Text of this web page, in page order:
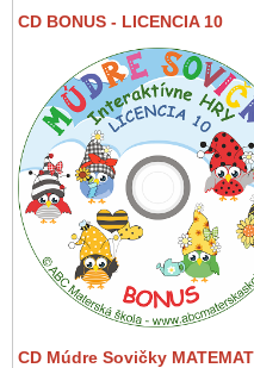
CD BONUS - LICENCIA 10
CD Múdre Sovičky